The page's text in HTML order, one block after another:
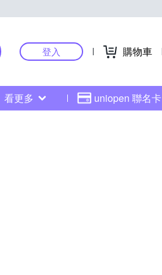
登入 購物車
看更多 uniopen 聯名卡